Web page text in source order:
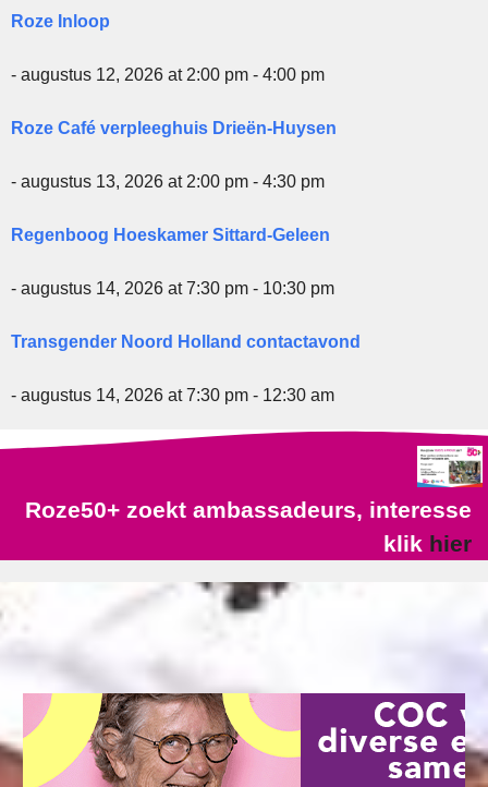
Roze Inloop
- augustus 12, 2026 at 2:00 pm - 4:00 pm
Roze Café verpleeghuis Drieën-Huysen
- augustus 13, 2026 at 2:00 pm - 4:30 pm
Regenboog Hoeskamer Sittard-Geleen
- augustus 14, 2026 at 7:30 pm - 10:30 pm
Transgender Noord Holland contactavond
- augustus 14, 2026 at 7:30 pm - 12:30 am
Roze50+ zoekt ambassadeurs, interesse
klik hier